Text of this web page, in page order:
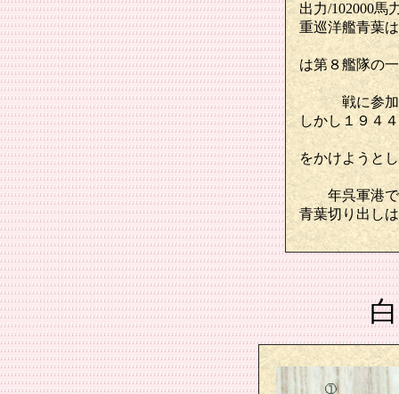
出力/102000
重巡洋艦青葉
は第８艦隊の
戦に参
しかし１９４
をかけようと
年呉軍港
青葉切り出し